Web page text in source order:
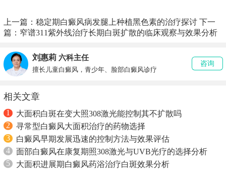
上一篇： 稳定期白癜风病发腿上种植黑色素的治疗探讨 下一
篇： 窄谱311紫外线治疗长期白斑扩散的临床观察与效果分析
刘惠莉 六科主任
擅长儿童白癜风，青少年、脸部白癜风诊疗
咨询
相关文章
1
大面积白斑在变大照308激光能控制其不扩散吗
2
寻常型白癜风大面积治疗的药物选择
3
白癜风早期发展迅速的控制方法与效果评估
4
面部白癜风在康复期照308激光与UVB光疗的选择分析
5
大面积进展期白癜风药浴治疗白斑效果分析